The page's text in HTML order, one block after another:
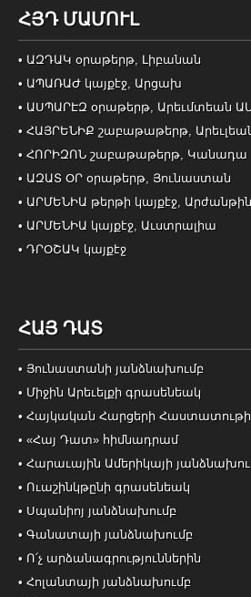
ՀՅԴ ՄԱՄՈՒԼ
• ԱԶԴԱԿ օրաթերթ, Լիբանան
• ԱՊԱՌԱԺ կայքէջ, Արցախ
• ԱՍՊԱՐԷԶ օրաթերթ, Արեւմտեան
• ՀԱՅՐԵՆԻՔ շաբաթաթերթ,
• ՀՈՐԻԶՈՆ շաբաթաթերթ, Կանադա
• ԱԶԱՏ ՕՐ օրաթերթ, Յունաստան
• ԱՐՄԵՆԻԱ թերթի կայքէջ, Արժանթին
• ԱՐՄԵՆԻԱ կայքէջ, Աւստրալիա
• ԴՐՕՇԱԿ կայքէջ
ՀԱՅ ԴԱՏ
• Յունաստանի յանձնախումբ
• Միջին Արեւելքի գրասենեակ
• Հայկական Հարցերի
• «Հայ Դատ» հիմնադրամ
• Հարաւային Ամերիկայի
• Ուաշինկթընի գրասենեակ
• Սպանիոյ յանձնախումբ
• Գանատայի յանձնախումբ
• Ո՛չ արձանագրություններին
• Հոլանտայի յանձնախումբ